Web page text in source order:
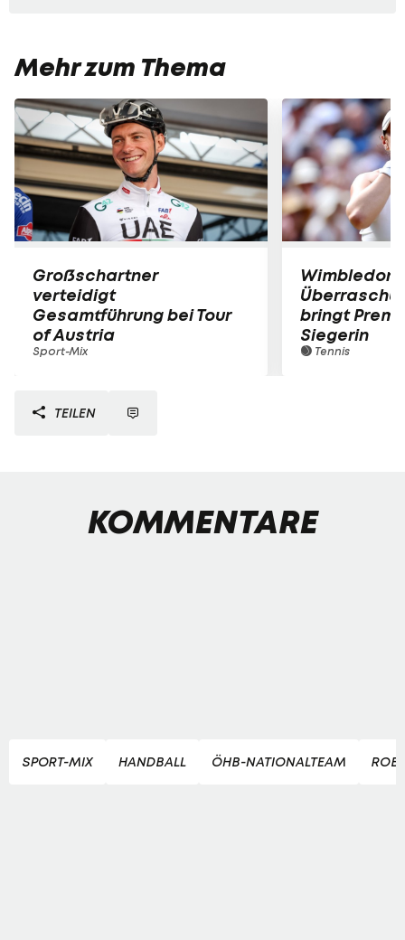
Mehr zum Thema
Großschartner
verteidigt
Gesamtführung bei Tour
of Austria
Sport-Mix
Wimbledon:
bringt
Siegerin
Tennis
TEILEN
KOMMENTARE
SPORT-MIX HANDBALL ÖHB-NATIONALTEAM